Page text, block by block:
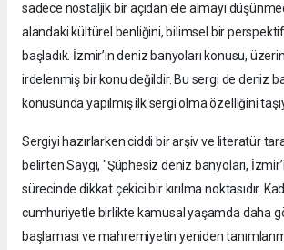
sadece nostaljik bir açıdan ele almayı
alandaki kültürel benliğini, bilimsel bir
başladık. İzmir’in deniz banyoları konusu,
irdelenmiş bir konu değildir. Bu sergi de deniz
konusunda yapılmış ilk sergi olma özelliğini
Sergiyi hazırlarken ciddi bir arşiv ve literatür
belirten Saygı, "Şüphesiz deniz banyoları,
sürecinde dikkat çekici bir kırılma noktasıdır.
cumhuriyetle birlikte kamusal yaşamda daha
başlaması ve mahremiyetin yeniden